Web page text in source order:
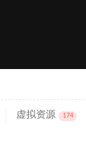
虚拟资源 174